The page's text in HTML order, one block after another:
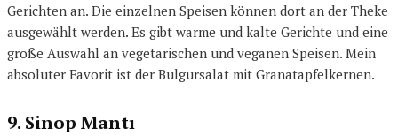
Gerichten an. Die einzelnen Speisen können dort an der Theke
ausgewählt werden. Es gibt warme und kalte Gerichte und eine
große Auswahl an vegetarischen und veganen Speisen. Mein
absoluter Favorit ist der Bulgursalat mit Granatapfelkernen.
9. Sinop Mantı